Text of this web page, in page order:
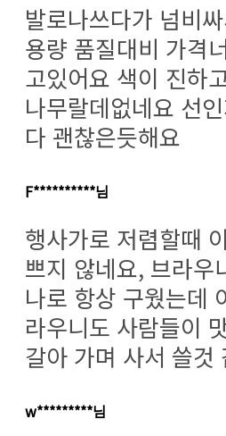
발로나쓰다가 넘비
용량 품질대비 가격
고있어요 색이 진하
나무랄데없네요 선
다 괜찮은듯해요
F**********님
행사가로 저렴할때
쁘지 않네요, 브라우
나로 항상 구웠는데
라우니도 사람들이
갈아 가며 사서 쓸것
w*********님